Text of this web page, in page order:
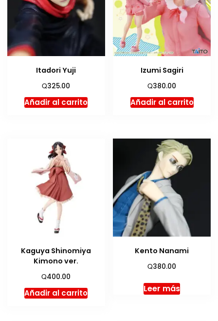
Itadori Yuji
Q325.00
Añadir al carrito
Izumi Sagiri
Q380.00
Añadir al carrito
Kaguya Shinomiya
Kimono ver.
Q400.00
Añadir al carrito
Kento Nanami
Q380.00
Leer más